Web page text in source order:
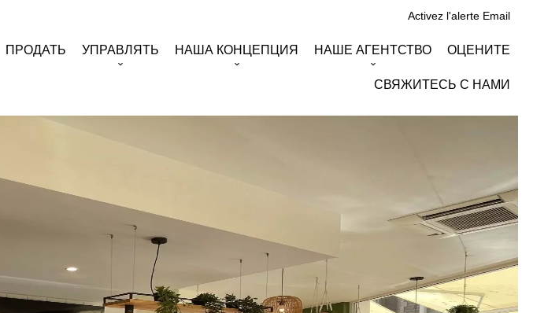
Activez l'alerte Email
ПРОДАТЬ УПРАВЛЯТЬ НАША КОНЦЕПЦИЯ НАШЕ АГЕНТСТВО ОЦЕНИТЕ
СВЯЖИТЕСЬ С НАМИ